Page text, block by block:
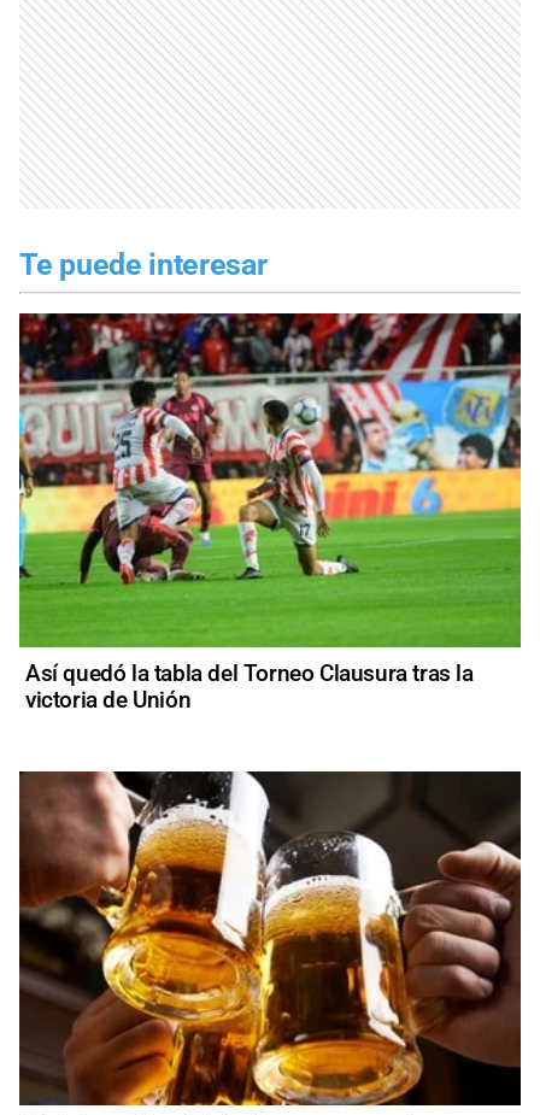
Te puede interesar
Así quedó la tabla del Torneo Clausura tras la
victoria de Unión